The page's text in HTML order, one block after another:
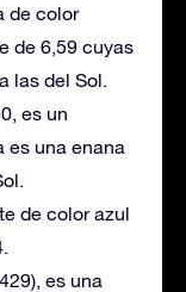
de color
de 6,59 cuyas
las del Sol.
es un
es una enana
de color azul
es una